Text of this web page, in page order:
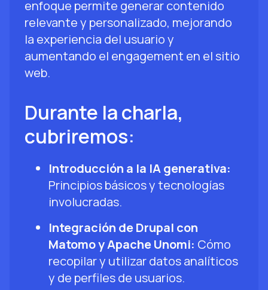
enfoque permite generar contenido
relevante y personalizado, mejorando
la experiencia del usuario y
aumentando el engagement en el sitio
web.
Durante la charla,
cubriremos:
Introducción a la IA generativa:
Principios básicos y tecnologías
involucradas.
Integración de Drupal con
Matomo y Apache Unomi: Cómo
recopilar y utilizar datos analíticos
y de perfiles de usuarios.